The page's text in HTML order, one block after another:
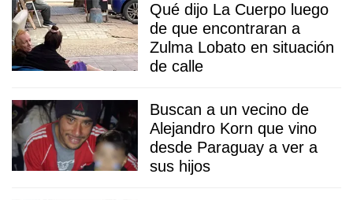
Qué dijo La Cuerpo luego
de que encontraran a
Zulma Lobato en situación
de calle
Buscan a un vecino de
Alejandro Korn que vino
desde Paraguay a ver a
sus hijos